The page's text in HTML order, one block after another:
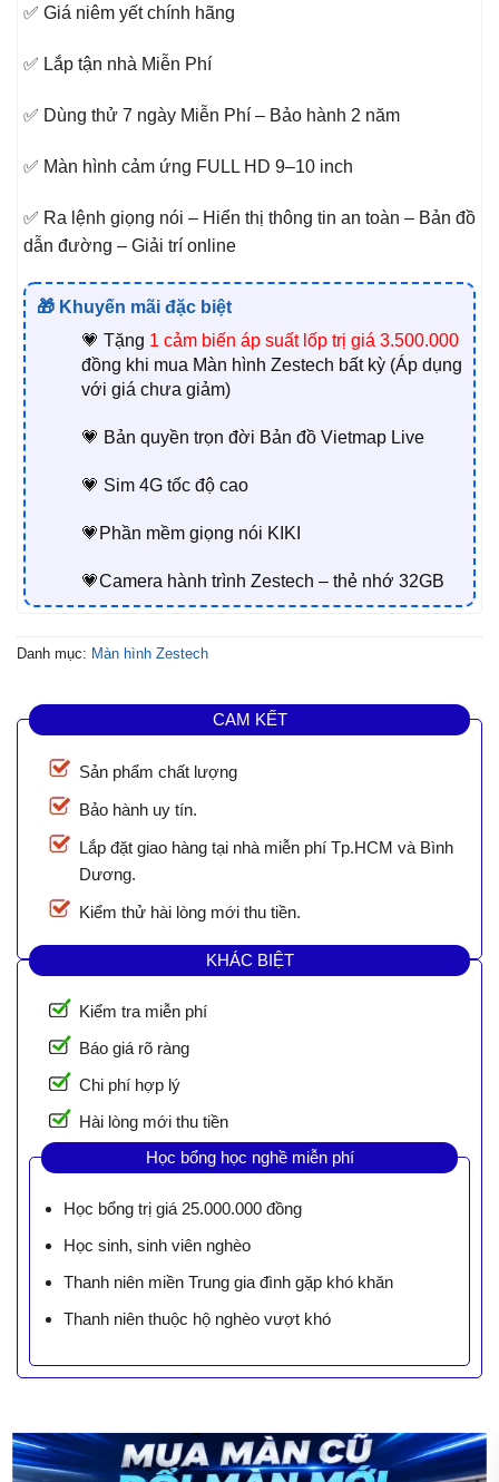
✅ Giá niêm yết chính hãng
✅ Lắp tận nhà Miễn Phí
✅ Dùng thử 7 ngày Miễn Phí – Bảo hành 2 năm
✅ Màn hình cảm ứng FULL HD 9–10 inch
✅ Ra lệnh giọng nói – Hiển thị thông tin an toàn – Bản đồ
dẫn đường – Giải trí online
🎁 Khuyến mãi đặc biệt
💗 Tặng 1 cảm biến áp suất lốp trị giá 3.500.000
đồng khi mua Màn hình Zestech bất kỳ (Áp dụng
với giá chưa giảm)
💗 Bản quyền trọn đời Bản đồ Vietmap Live
💗 Sim 4G tốc độ cao
💗Phần mềm giọng nói KIKI
💗Camera hành trình Zestech – thẻ nhớ 32GB
Danh mục: Màn hình Zestech
CAM KẾT
Sản phẩm chất lượng
Bảo hành uy tín.
Lắp đặt giao hàng tại nhà miễn phí Tp.HCM và Bình
Dương.
Kiểm thử hài lòng mới thu tiền.
KHÁC BIỆT
Kiểm tra miễn phí
Báo giá rõ ràng
Chi phí hợp lý
Hài lòng mới thu tiền
Học bổng học nghề miễn phí
Học bổng trị giá 25.000.000 đồng
Học sinh, sinh viên nghèo
Thanh niên miền Trung gia đình gặp khó khăn
Thanh niên thuộc hộ nghèo vượt khó